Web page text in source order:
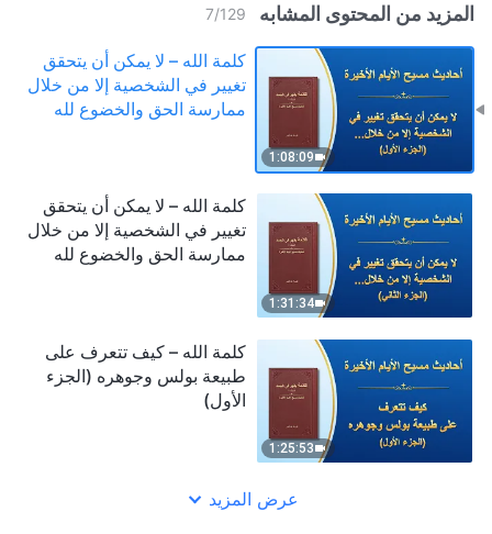
المزيد من المحتوى المشابه 7/129
1:08:09
كلمة الله – لا يمكن أن يتحقق
تغيير في الشخصية إلا من خلال
ممارسة الحق والخضوع لله
1:31:34
كلمة الله – لا يمكن أن يتحقق
تغيير في الشخصية إلا من خلال
ممارسة الحق والخضوع لله
1:25:53
كلمة الله – كيف تتعرف على
طبيعة بولس وجوهره (الجزء
الأول)
عرض المزيد